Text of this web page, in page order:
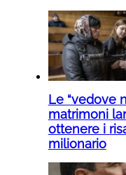
Le “vedove
matrimoni
ottenere i
milionario